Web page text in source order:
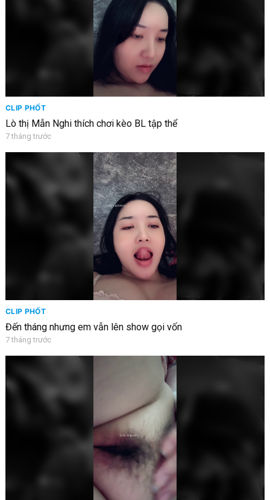
CLIP PHỐT
Lò thị Mẫn Nghi thích chơi kèo BL tập thể
7 tháng trước
CLIP PHỐT
Đến tháng nhưng em vẫn lên show gọi vốn
7 tháng trước